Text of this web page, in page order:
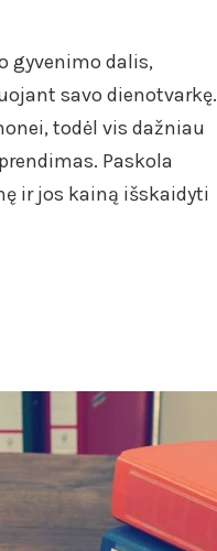
gyvenimo dalis,
savo dienotvarkę.
todėl vis dažniau
Paskola
ir jos kainą išskaidyti